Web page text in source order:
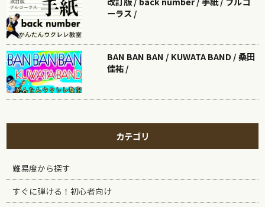
ーラス /
BAN BAN BAN / KUWATA BAND / 桑田
佳祐 /
カテゴリ
難易度から探す
すぐに弾ける！初心者向け